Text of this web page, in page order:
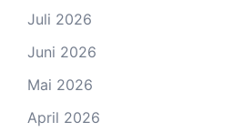
Juli 2026
Juni 2026
Mai 2026
April 2026